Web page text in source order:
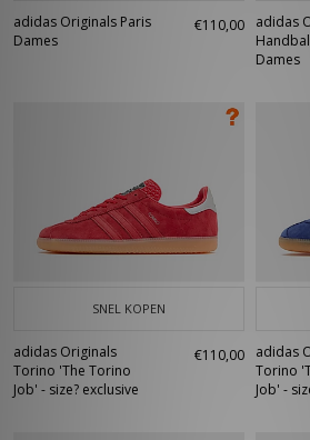
adidas Originals Paris
Dames
€110,00
adidas
Dames
SNEL KOPEN
adidas Originals
Torino 'The Torino
Job' - size? exclusive
€110,00
adidas
Torino
Job' -